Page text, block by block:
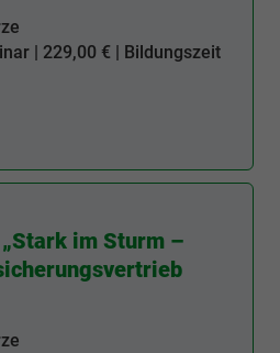
| 229,00 € | Bildungszeit
im Sturm –